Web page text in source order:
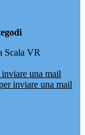
Scala VR
una mail
inviare una mail